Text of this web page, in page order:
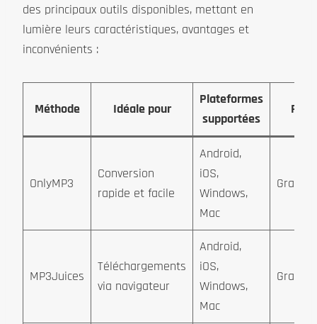
des principaux outils disponibles, mettant en
lumière leurs caractéristiques, avantages et
inconvénients :
Méthode Idéale pour
Plateformes
supportées
Prix
OnlyMP3
Conversion
rapide et facile
Android,
iOS,
Windows,
Mac
Gratuit
MP3Juices
Téléchargements
via navigateur
Android,
iOS,
Windows,
Mac
Gratuit